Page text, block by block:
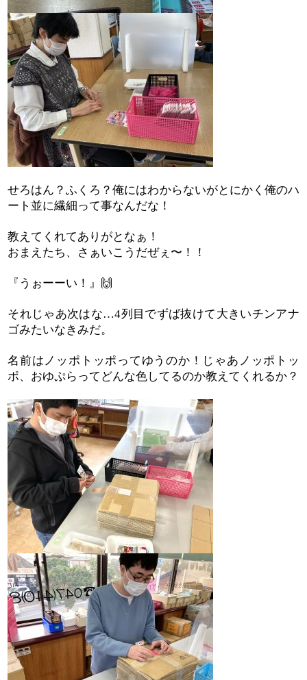
せろはん？ふくろ？俺にはわからないがとにかく俺のハ
ート並に繊細って事なんだな！
教えてくれてありがとなぁ！
おまえたち、さぁいこうだぜぇ〜！！
『うぉーーい！』 🙌
それじゃあ次はな…4列目でずば抜けて大きいチンアナ
ゴみたいなきみだ。
名前はノッポトッポってゆうのか！じゃあノッポトッ
ポ、おゆぷらってどんな色してるのか教えてくれるか？